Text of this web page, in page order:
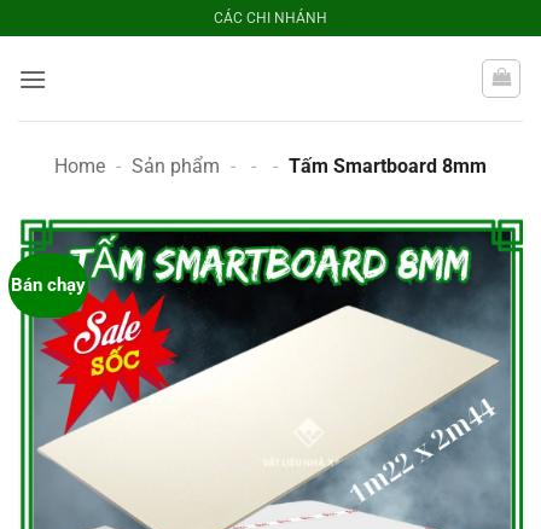
qua
nội
CÁC CHI NHÁNH
Home - Sản phẩm - - - Tấm Smartboard 8mm
Bán chạy